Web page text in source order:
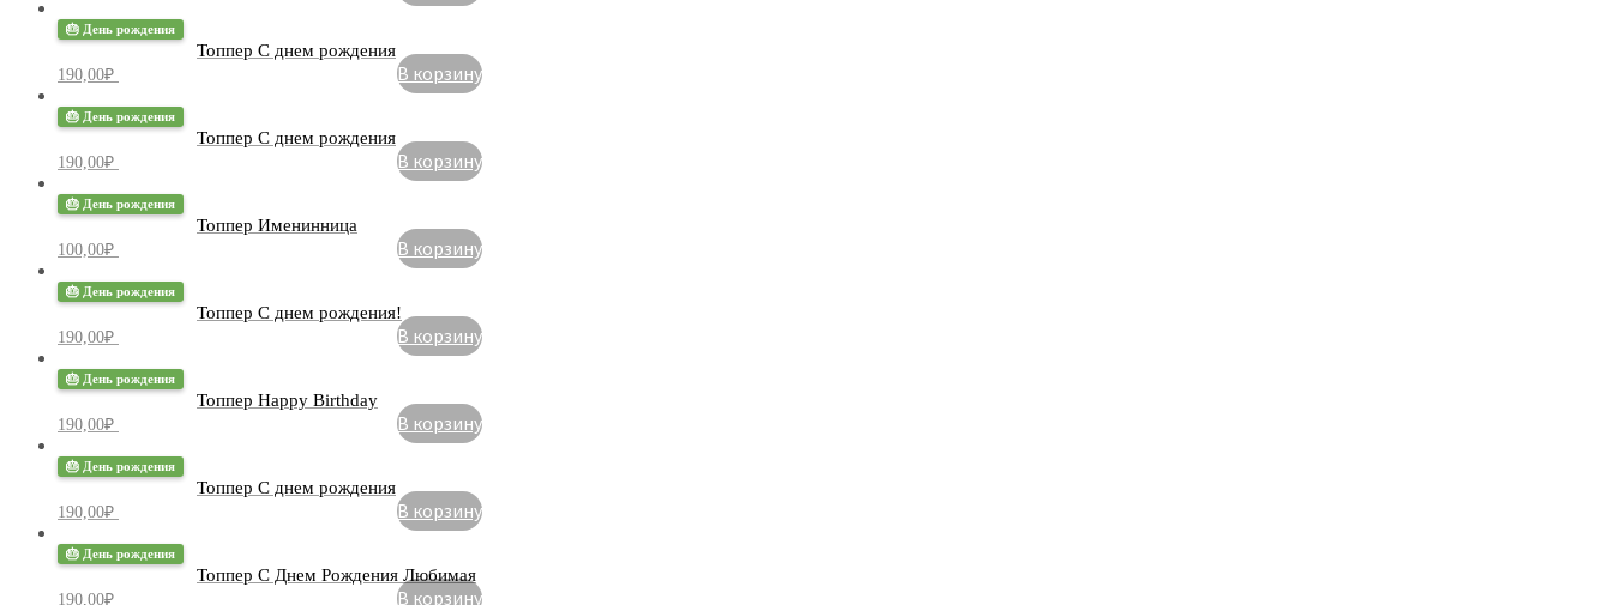
🎂 День рождения
Топпер С днем рождения
190,00₽ В корзину
🎂 День рождения
Топпер С днем ​​рождения
190,00₽ В корзину
🎂 День рождения
Топпер Именинница
100,00₽ В корзину
🎂 День рождения
Топпер С днем рождения!
190,00₽ В корзину
🎂 День рождения
Топпер Happy Birthday
190,00₽ В корзину
🎂 День рождения
Топпер С днем рождения
190,00₽ В корзину
🎂 День рождения
Топпер С Днем ​​Рождения Любимая
190,00₽ В корзину